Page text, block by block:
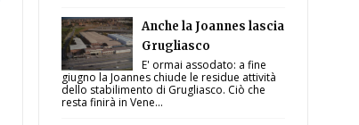
Anche la Joannes lascia
Grugliasco
E' ormai assodato: a fine
giugno la Joannes chiude le residue attività
dello stabilimento di Grugliasco. Ciò che
resta finirà in Vene...